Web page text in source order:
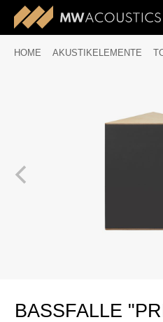
HOME AKUSTIKELEMENTE
BASSFALLE